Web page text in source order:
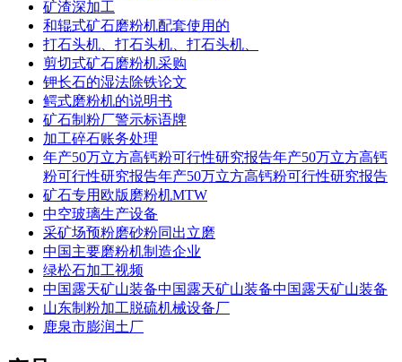
矿渣深加工
和辊式矿石磨粉机配套使用的
打石头机、打石头机、打石头机、
剪切式矿石磨粉机采购
钾长石的湿法除铁论文
鳄式磨粉机的说明书
矿石制粉厂警示标语牌
加工碎石账务处理
年产50万立方高钙粉可行性研究报告年产50万立方高钙
粉可行性研究报告年产50万立方高钙粉可行性研究报告
矿石专用欧版磨粉机MTW
中空玻璃生产设备
采矿场预粉磨砂粉同出立磨
中国主要磨粉机制造企业
绿松石加工视频
中国露天矿山装备中国露天矿山装备中国露天矿山装备
山东制粉加工脱硫机械设备厂
鹿泉市膨润土厂